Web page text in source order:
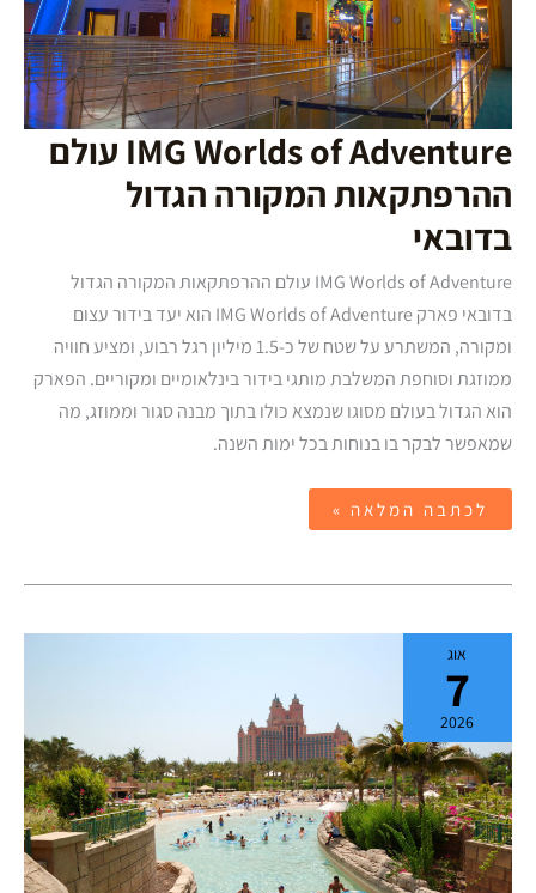
IMG Worlds of Adventure עולם
ההרפתקאות המקורה הגדול
בדובאי
IMG Worlds of Adventure עולם ההרפתקאות המקורה הגדול
בדובאי פארק IMG Worlds of Adventure הוא יעד בידור עצום
ומקורה, המשתרע על שטח של כ-1.5 מיליון רגל רבוע, ומציע חוויה
ממוזגת וסוחפת המשלבת מותגי בידור בינלאומיים ומקוריים. הפארק
הוא הגדול בעולם מסוגו שנמצא כולו בתוך מבנה סגור וממוזג, מה
שמאפשר לבקר בו בנוחות בכל ימות השנה.
לכתבה המלאה »
אוג
7
2026
אתרים
ואטרקציות
בדובאי